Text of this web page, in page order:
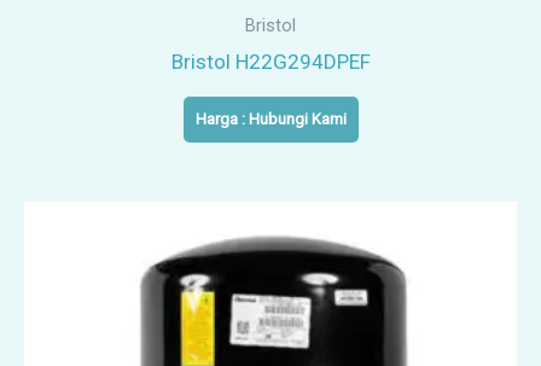
Bristol
Bristol H22G294DPEF
Harga : Hubungi Kami